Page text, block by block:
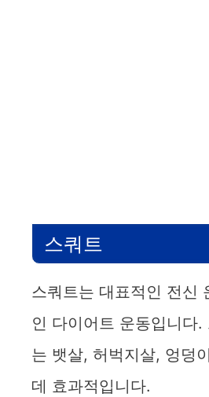
스쿼트
스쿼트는 대표적인 전신
인 다이어트 운동입니다.
는 뱃살, 허벅지살, 엉덩
데 효과적입니다.